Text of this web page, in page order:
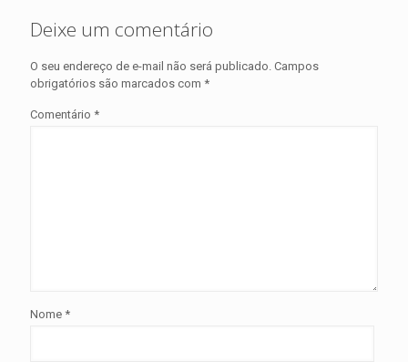
Deixe um comentário
O seu endereço de e-mail não será publicado. Campos
obrigatórios são marcados com *
Comentário *
Nome *